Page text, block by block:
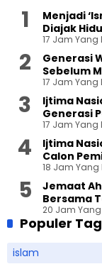
Menjadi
Diajak
17 Jam Yang
Generasi
Sebelum
17 Jam Yang
Ijtima
Generasi
17 Jam Yang
Ijtima
Calon
18 Jam Yang
Jemaat
Bersama
20 Jam Yang
Populer Tag
islam